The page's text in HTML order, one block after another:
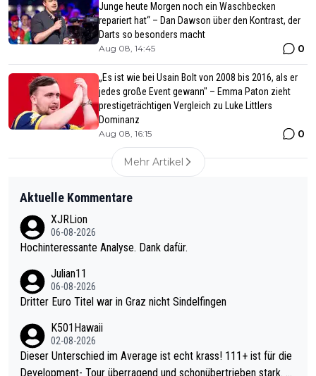
Junge heute Morgen noch ein Waschbecken
repariert hat“ – Dan Dawson über den Kontrast, der
Darts so besonders macht
Aug 08, 14:45 0
„Es ist wie bei Usain Bolt von 2008 bis 2016, als er
jedes große Event gewann" – Emma Paton zieht
prestigeträchtigen Vergleich zu Luke Littlers
Dominanz
Aug 08, 16:15 0
Mehr Artikel
Aktuelle Kommentare
XJRLion
06-08-2026
Hochinteressante Analyse. Dank dafür.
Julian11
06-08-2026
Dritter Euro Titel war in Graz nicht Sindelfingen
K501Hawaii
02-08-2026
Dieser Unterschied im Average ist echt krass! 111+ ist für die
Development- Tour überragend und schonübertrieben stark. U